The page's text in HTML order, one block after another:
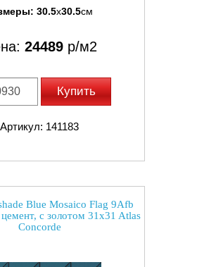
30.5x30.5см
24489р/м2
Купить
Артикул: 141183
Blue Mosaico Flag 9Afb
с золотом 31x31 Atlas
Concorde